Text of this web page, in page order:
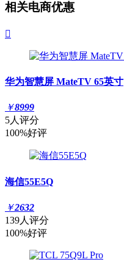
相关电商优惠

华为智慧屏 MateTV 65英寸
￥8999
5人评分
100%好评
海信55E5Q
￥2632
139人评分
100%好评